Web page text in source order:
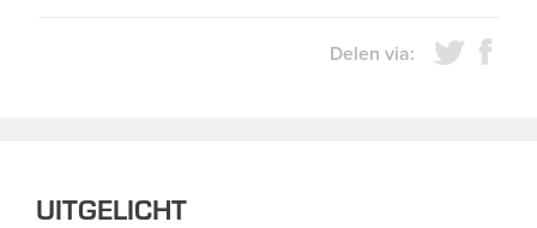
Delen via:
UITGELICHT